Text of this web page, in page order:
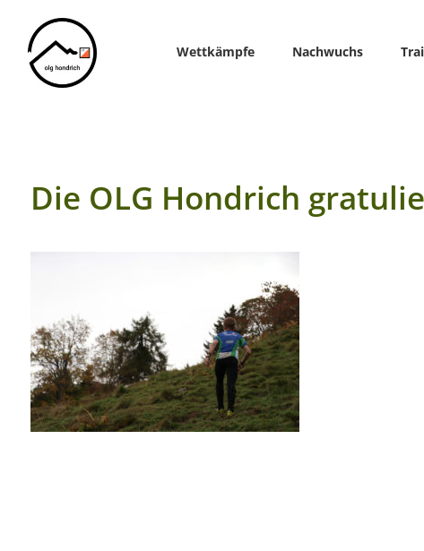
Home
Wettkämpfe Nachwuchs
Die OLG Hondrich